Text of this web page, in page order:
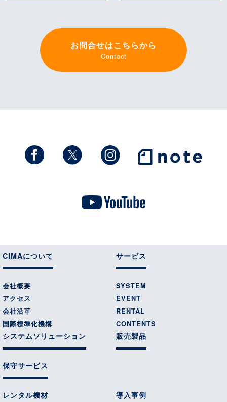
お問合せはこちらから
Contact
CIMAについて
会社概要
アクセス
会社沿革
国際標準化機構
サービス
SYSTEM
EVENT
RENTAL
CONTENTS
システムソリューション
保守サービス
販売製品
レンタル機材 導入事例